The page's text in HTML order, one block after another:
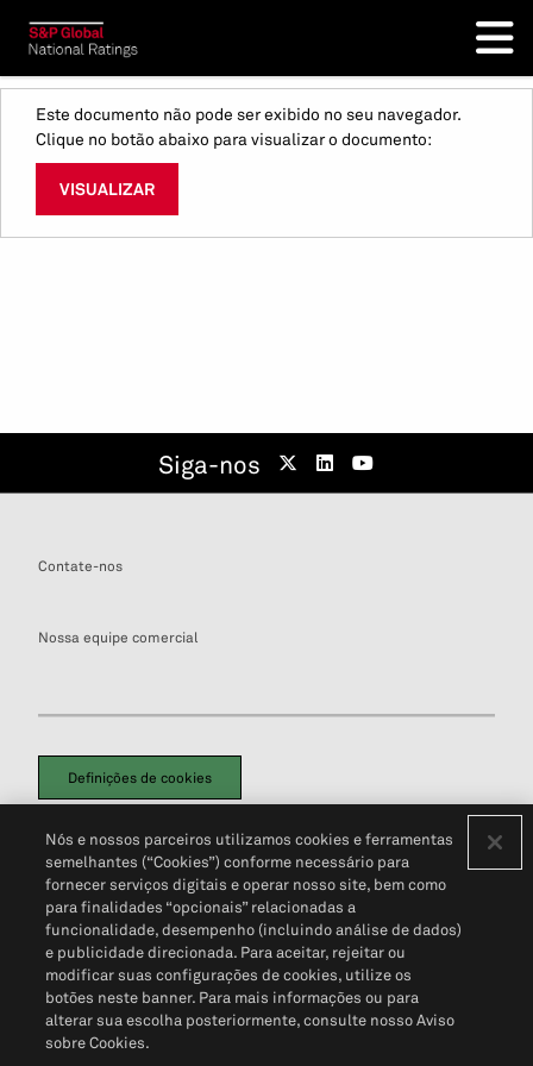
Este documento não pode ser exibido no seu navegador.
Clique no botão abaixo para visualizar o documento:
VISUALIZAR
Siga-nos
Contate-nos
Nossa equipe comercial
Definições de cookies
Política de PrivacidadePortal de privacidade do cliente (em inglês)
Não Venda Minhas Informações Pessoais© 2026 S&P Global
Nós e nossos parceiros utilizamos cookies e ferramentas
semelhantes (“Cookies”) conforme necessário para
fornecer serviços digitais e operar nosso site, bem como
para finalidades “opcionais” relacionadas a
funcionalidade, desempenho (incluindo análise de dados)
e publicidade direcionada. Para aceitar, rejeitar ou
modificar suas configurações de cookies, utilize os
botões neste banner. Para mais informações ou para
alterar sua escolha posteriormente, consulte nosso Aviso
sobre Cookies.